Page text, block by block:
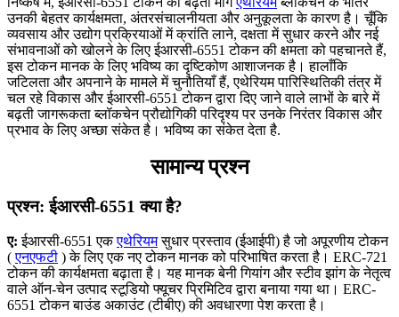
उनकी बेहतर कार्यक्षमता, अंतरसंचालनीयता और अनुकूलता के कारण है। चूँकि
व्यवसाय और उद्योग प्रक्रियाओं में क्रांति लाने, दक्षता में सुधार करने और नई
संभावनाओं को खोलने के लिए ईआरसी-6551 टोकन की क्षमता को पहचानते हैं,
इस टोकन मानक के लिए भविष्य का दृष्टिकोण आशाजनक है। हालाँकि
जटिलता और अपनाने के मामले में चुनौतियाँ हैं, एथेरियम पारिस्थितिकी तंत्र में
चल रहे विकास और ईआरसी-6551 टोकन द्वारा दिए जाने वाले लाभों के बारे में
बढ़ती जागरूकता ब्लॉकचेन प्रौद्योगिकी परिदृश्य पर उनके निरंतर विकास और
प्रभाव के लिए अच्छा संकेत है। भविष्य का संकेत देता है.
सामान्य प्रश्न
प्रश्न: ईआरसी-6551 क्या है?
ए: ईआरसी-6551 एकएथेरियमसुधार प्रस्ताव (ईआईपी) है जो अपूरणीय टोकन
(एनएफटी ) के लिए एक नए टोकन मानक को परिभाषित करता है। ERC-721
टोकन की कार्यक्षमता बढ़ाता है। यह मानक बेनी गियांग और स्टीव झांग के नेतृत्व
वाले ऑन-चेन उत्पाद स्टूडियो फ्यूचर प्रिमिटिव द्वारा बनाया गया था। ERC-
6551 टोकन बाउंड अकाउंट (टीबीए) की अवधारणा पेश करता है।